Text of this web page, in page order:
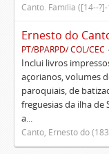
Canto. Família ([14--
Ernesto do
PT/BPARPD/ COL/CEC
Inclui livros
açorianos, volumes
paroquiais, de
freguesias da ilha de
a...
Canto, Ernesto do